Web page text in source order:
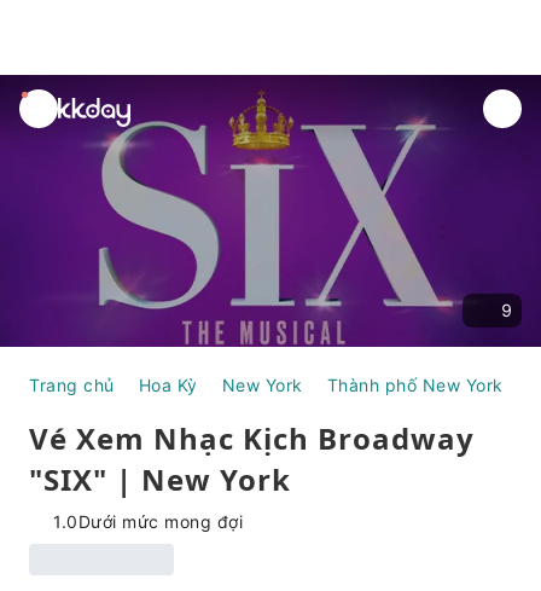
unread
notifications
9
Trang chủ Hoa Kỳ New York Thành phố New York
Vé Xem Nhạc Kịch Broadway
"SIX" | New York
1.0Dưới mức mong đợi